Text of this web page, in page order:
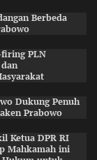
Berbeda
firing PLN
Dukung Penuh
Prabowo
Ketua DPR RI
Mahkamah ini